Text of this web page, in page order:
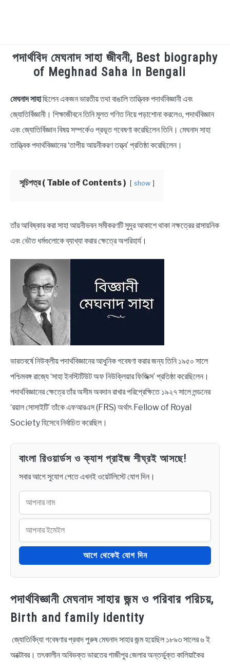
TECHNOLOGY
BIOGRAPHY
EDUCATIONAL
BENGALI LYRICS
BENGALI NAMES
BENGALI STORIES
পদার্থবিদ মেঘনাদ সাহা জীবনী, Best biography
of Meghnad Saha in Bengali
in
Biography
মেঘনাদ সাহাছিলেন একজন ভারতীয় তথা বাঙালি তাত্ত্বিক পদার্থবিজ্ঞানী এবং
জ্যোতির্বিজ্ঞানী। শিক্ষাজীবনে তিনি মূলত গণিত নিয়ে পড়াশোনা করলেও, পদার্থবিজ্ঞান
এবং জ্যোতির্বিজ্ঞান বিষয় সম্পর্কেও প্রভূত গবেষণা করেছিলেন তিনি। মেঘনাদ সাহা
তাত্ত্বিক পদার্থবিজ্ঞানের ‘তাপীয় আয়নীকরণ তত্ত্ব’ প্রতিষ্ঠা করেছিলেন।
সূচিপত্র ( Table of Contents ) show
তাঁর আবিষ্কার করা সাহা আয়নীভবন সমীকরণটি সুদূর আকাশে থাকা নক্ষত্রের রাসায়নিক
এবং ভৌত ধর্মগুলোকে ব্যাখ্যা করার ক্ষেত্রে অপরিহার্য।
ভারতবর্ষে নিউক্লীয় পদার্থবিজ্ঞানের আধুনিক গবেষণা করার জন্য তিনি ১৯৫০ সালে
পশ্চিমবঙ্গ রাজ্যে ‘সাহা ইনস্টিটিউট অফ নিউক্লিয়ার ফিজিক্স’ প্রতিষ্ঠা করেছিলেন।
পদার্থবিজ্ঞানের ক্ষেত্রে তাঁর অসীম অবদান রাখার পরিপ্রেক্ষিতে ১৯২৭ সালে লন্ডনের
‘রয়াল সোসাইটি’ তাঁকে এফআরএস (FRS) অর্থাৎ Fellow of Royal
Society হিসেবে নির্বাচিত করেছিল।
বাংলা রিওয়ার্ডস ও ক্যাশ প্রাইজ শীঘ্রই আসছে!
সবার আগে সুযোগ পেতে এখনই ওয়েটলিস্টে যোগ দিন।
আগে থেকেই যোগ দিন
পদার্থবিজ্ঞানী মেঘনাদ সাহার জন্ম ও পরিবার পরিচয়,
Birth and family identity
জ্যোতির্বিদ্যা গবেষণার প্রবাদ পুরুষ মেঘনাদ সাহার জন্ম হয়েছিল ১৮৯৩ সালের ৬ ই
অক্টোবর। তৎকালীন অবিভক্ত ভারতের গাজীপুর জেলার অন্তর্ভুক্ত কালিয়াকৈর